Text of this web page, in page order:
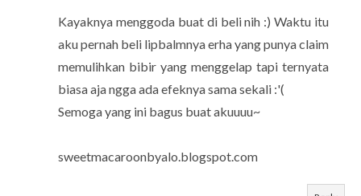
Kayaknya menggoda buat di beli nih :) Waktu itu
aku pernah beli lipbalmnya erha yang punya claim
memulihkan bibir yang menggelap tapi ternyata
biasa aja ngga ada efeknya sama sekali :'(
Semoga yang ini bagus buat akuuuu~
sweetmacaroonbyalo.blogspot.com